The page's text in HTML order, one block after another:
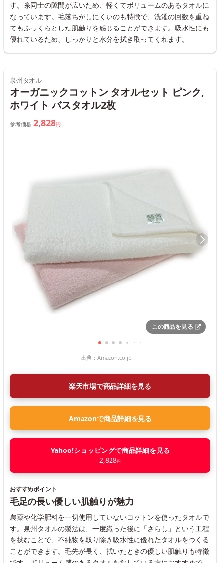
す。糸同士の隙間が広いため、軽くてボリュームのあるタオルに
なっています。毛落ちがしにくいのも特徴で、洗濯の回数を重ね
てもふっくらとした肌触りを感じることができます。吸水性にも
優れているため、しっかりと水分を拭き取ってくれます。
泉州タオル
オーガニックコットン タオルセット ピンク,
ホワイト バスタオル2枚
参考価格 2,828円
この商品を見る
出典： Amazon.co.jp
楽天市場で商品詳細を見る
Amazonで商品詳細を見る
Yahoo!ショッピングで商品詳細を見る
2,828円
おすすめポイント
毛足の長い優しい肌触りが魅力
農薬や化学肥料を一切使用していないコットンを使ったタオルで
す。泉州タオルの製法は、一度織った後に「さらし」という工程
を挟むことで、不純物を取り除き吸水性に優れたタオルをつくる
ことができます。毛先が長く、拭いたときの優しい肌触りも特徴